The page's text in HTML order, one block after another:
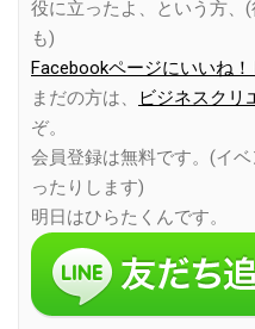
役に立ったよ、という方、
も)
Facebookページにいいね
まだの方は、
ビジネスクリ
ぞ。
会員登録は無料です。(イ
ったりします)
明日はひらたくんです。